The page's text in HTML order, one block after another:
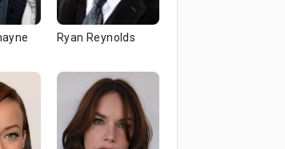
Ryan Reynolds